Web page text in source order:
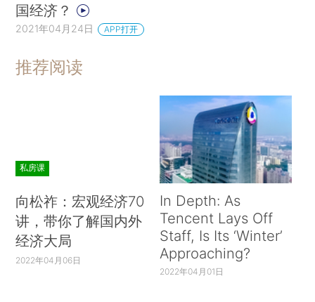
国经济？
2021年04月24日 APP打开
推荐阅读
私房课
向松祚：宏观经济70
讲，带你了解国内外
经济大局
2022年04月06日
In Depth: As
Tencent Lays Off
Staff, Is Its ‘Winter’
Approaching?
2022年04月01日